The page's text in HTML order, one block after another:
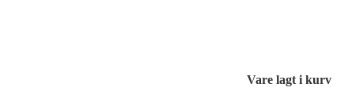
Vare lagt i kurv